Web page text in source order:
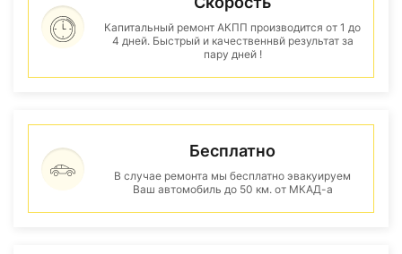
Капитальный ремонт АКПП производится от 1 до
4 дней. Быстрый и качественнвй результат за
пару дней !
Бесплатно
В случае ремонта мы бесплатно эвакуируем
Ваш автомобиль до 50 км. от МКАД-а